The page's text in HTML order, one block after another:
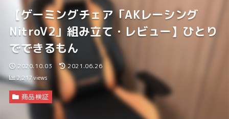
【ゲーミングチェア「AKレーシング
NitroV2」組み立て・レビュー】ひとり
でできるもん
2020.10.03
2021.06.26
2,217views
商品検証